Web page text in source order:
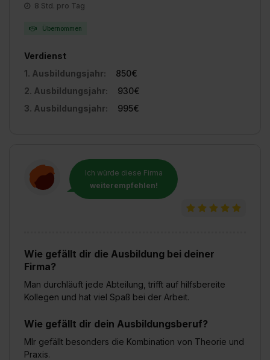
8 Std. pro Tag
Übernommen
Verdienst
1. Ausbildungsjahr:
850€
2. Ausbildungsjahr:
930€
3. Ausbildungsjahr:
995€
Ich würde diese Firma
weiterempfehlen!
Wie gefällt dir die Ausbildung bei deiner
Firma?
Man durchläuft jede Abteilung, trifft auf hilfsbereite
Kollegen und hat viel Spaß bei der Arbeit.
Wie gefällt dir dein Ausbildungsberuf?
MIr gefällt besonders die Kombination von Theorie und
Praxis.